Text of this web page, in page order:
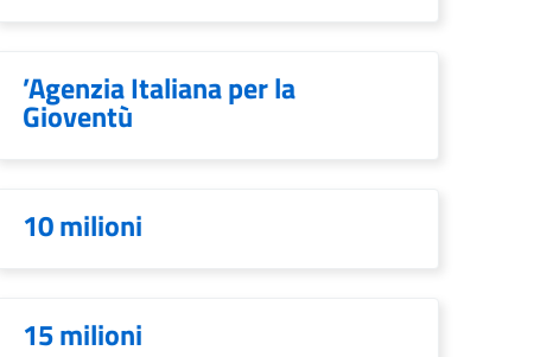
’Agenzia Italiana per la
Gioventù
10 milioni
15 milioni